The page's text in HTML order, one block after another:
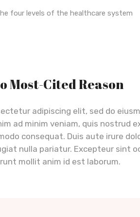
four levels of the healthcare system
Most-Cited Reason
adipiscing elit, sed do
ad minim veniam, quis nostrud
consequat. Duis aute irure
nulla pariatur. Excepteur sint
mollit anim id est laborum.